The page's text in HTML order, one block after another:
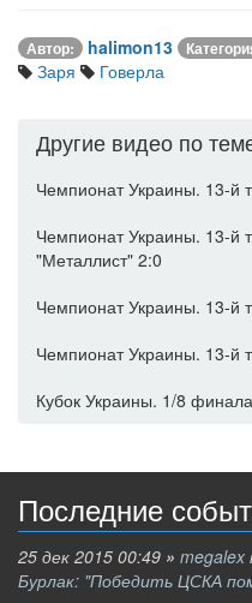
Автор: halimon13
Заря
Говерла
Другие видео по
Чемпионат Украины. 13-й
Чемпионат Украины. 13-й
"Металлист" 2:0
Чемпионат Украины. 13-й
Чемпионат Украины. 13-й
Кубок Украины. 1/8
Последние
25 дек 2015 00:49 » megalex
Бурлак: "Победить ЦСКА